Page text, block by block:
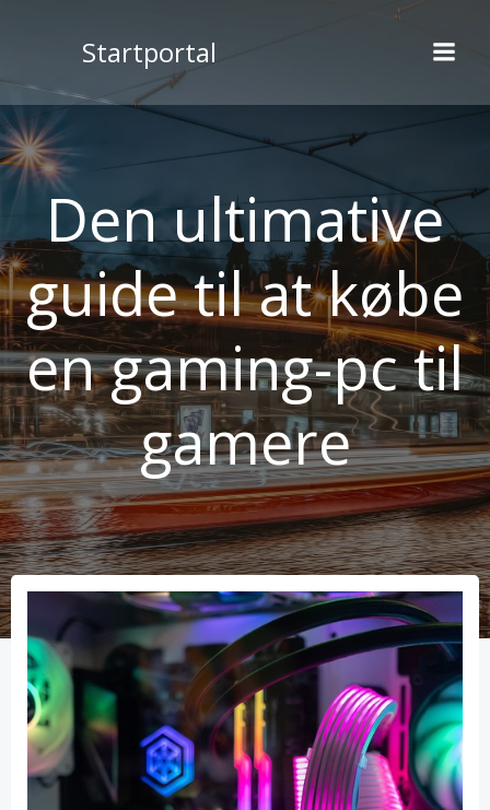
Startportal
Den ultimative
guide til at købe
en gaming-pc til
gamere